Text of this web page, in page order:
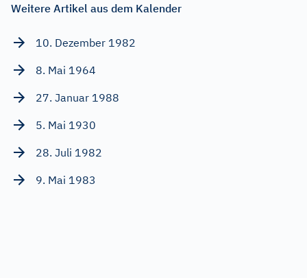
Weitere Artikel aus dem Kalender
10. Dezember 1982
8. Mai 1964
27. Januar 1988
5. Mai 1930
28. Juli 1982
9. Mai 1983